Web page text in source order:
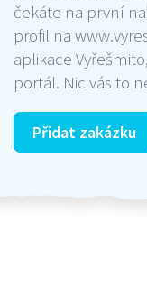
čekáte na první
profil na
aplikace
portál. Nic vás to
Přidat zakázku